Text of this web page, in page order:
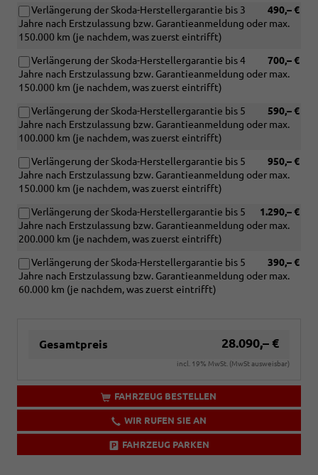
R17
(4x4)
490,– €
Verlängerung der Skoda-Herstellergarantie bis 3
Jahre nach Erstzulassung bzw. Garantieanmeldung oder max.
150.000 km (je nachdem, was zuerst eintrifft)
700,– €
Verlängerung der Skoda-Herstellergarantie bis 4
Jahre nach Erstzulassung bzw. Garantieanmeldung oder max.
150.000 km (je nachdem, was zuerst eintrifft)
590,– €
Verlängerung der Skoda-Herstellergarantie bis 5
Jahre nach Erstzulassung bzw. Garantieanmeldung oder max.
100.000 km (je nachdem, was zuerst eintrifft)
950,– €
Verlängerung der Skoda-Herstellergarantie bis 5
Jahre nach Erstzulassung bzw. Garantieanmeldung oder max.
150.000 km (je nachdem, was zuerst eintrifft)
1.290,– €
Verlängerung der Skoda-Herstellergarantie bis 5
Jahre nach Erstzulassung bzw. Garantieanmeldung oder max.
200.000 km (je nachdem, was zuerst eintrifft)
390,– €
Verlängerung der Skoda-Herstellergarantie bis 5
Jahre nach Erstzulassung bzw. Garantieanmeldung oder max.
60.000 km (je nachdem, was zuerst eintrifft)
Gesamtpreis 28.090,– €
incl. 19% MwSt. (MwSt ausweisbar)
FAHRZEUG BESTELLEN
WIR RUFEN SIE AN
FAHRZEUG PARKEN